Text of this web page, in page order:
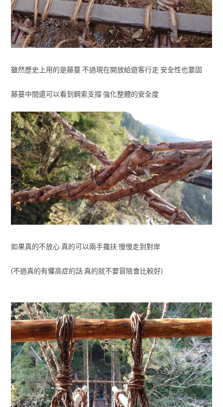
雖然歷史上用的是藤蔓 不過現在開放給遊客行走 安全性也要固
藤蔓中間還可以看到鋼索支撐 強化整體的安全度
如果真的不放心 真的可以兩手攙扶 慢慢走到對岸
(不過真的有懼高症的話 真的就不要冒險會比較好)